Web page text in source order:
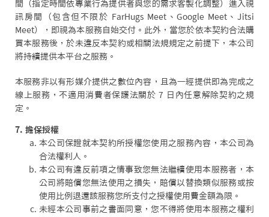
間（指定時間依專業行為提供者與您的需求客製化調整）進入視
訊房間（包含但不限於 FarHugs Meet、Google Meet、Jitsi
Meet），即視為本服務自始交付。此外，當您於依本契約合法購
買本服務後，於未違反本契約或相關法規規定之前提下，本公司
將持續提供本平台之服務。
本服務非以有形媒介提供之數位內容，且為一經提供即為完成之
線上服務，不適用消費者保護法關於 7 日內任意解除契約之規
定。
7. 擔保授權
本公司保證就本契約所授權您使用之服務內容，本公司為
合法權利人。
本公司有違反前項之情事致您無法繼續使用本服務者，本
公司將賠償您無法使用之損失，賠償以替換類似服務或按
使用比例退還該服務您所支付之授權使用費金額為限。
未經本公司事前之書面同意，您不得將使用本服務之權利